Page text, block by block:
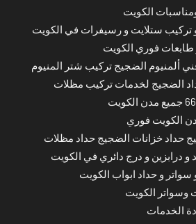
الكويت
طابعات فوري الكويت
ألمنيوم الضجيج تركيب شتر المنيوم
الضجيج لخدمات تركيب مظلات
الكويت فوري
حداد خزانات الضجيج حداد مظلات
و درابزين و درج دائري في الكويت
و حداد ابواب الكويت
وسواتر الكويت
الخدمات